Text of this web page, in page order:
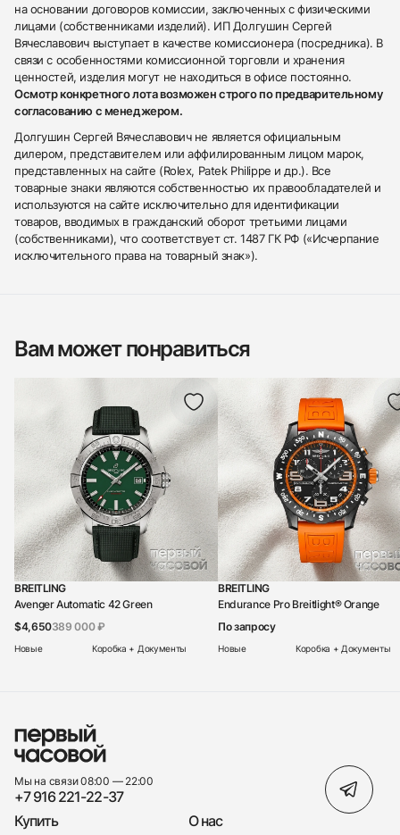
на основании договоров комиссии, заключенных с физическими
лицами (собственниками изделий). ИП Долгушин Сергей
Вячеславович выступает в качестве комиссионера (посредника). В
связи с особенностями комиссионной торговли и хранения
ценностей, изделия могут не находиться в офисе постоянно.
Осмотр конкретного лота возможен строго по предварительному
согласованию с менеджером.
Долгушин Сергей Вячеславович не является официальным
дилером, представителем или аффилированным лицом марок,
представленных на сайте (Rolex, Patek Philippe и др.). Все
товарные знаки являются собственностью их правообладателей и
используются на сайте исключительно для идентификации
товаров, вводимых в гражданский оборот третьими лицами
(собственниками), что соответствует ст. 1487 ГК РФ («Исчерпание
исключительного права на товарный знак»).
Вам может понравиться
BREITLING
Avenger Automatic 42 Green
$4,650389 000 ₽
Новые Коробка + Документы
BREITLING
Endurance Pro Breitlight® Orange
По запросу
Новые Коробка + Документы
Мы на связи 08:00 — 22:00
+7 916 221-22-37
Купить
О нас